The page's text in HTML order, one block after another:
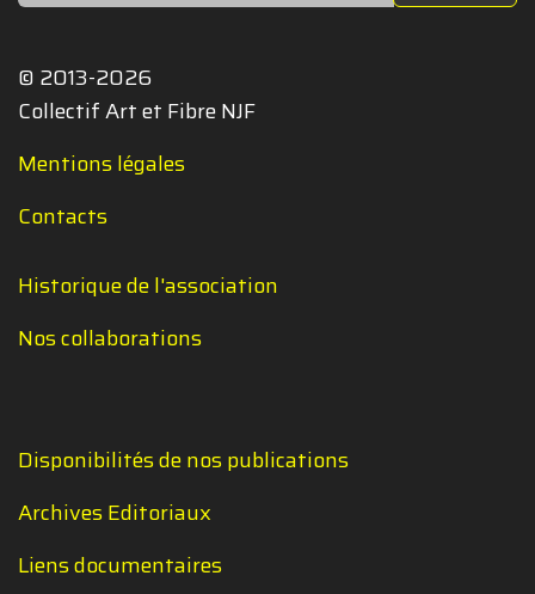
© 2013-2026
Collectif Art et Fibre NJF
Mentions légales
Contacts
Historique de l'association
Nos collaborations
Disponibilités de nos publications
Archives Editoriaux
Liens documentaires